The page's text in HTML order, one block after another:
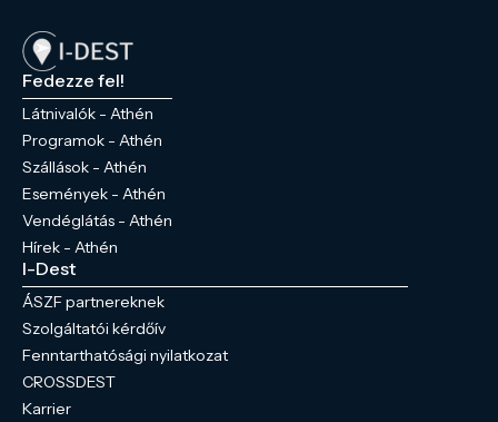
Fedezze fel!
Látnivalók - Athén
Programok - Athén
Szállások - Athén
Események - Athén
Vendéglátás - Athén
Hírek - Athén
I-Dest
ÁSZF partnereknek
Szolgáltatói kérdőív
Fenntarthatósági nyilatkozat
CROSSDEST
Karrier